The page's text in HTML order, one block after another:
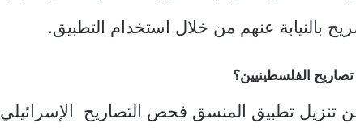
بالنيابة عنهم من خلال استخدام التطبيق.
الفلسطينيين؟
تنزيل تطبيق المنسق فحص التصاريح الإسرائيلي